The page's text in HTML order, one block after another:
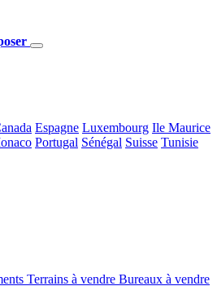
Espagne Luxembourg Ile Maurice
Portugal Sénégal Suisse Tunisie
Terrains à vendre Bureaux à vendre